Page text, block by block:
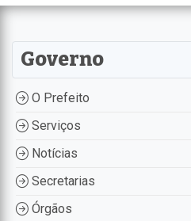
Governo
O Prefeito
Serviços
Notícias
Secretarias
Órgãos